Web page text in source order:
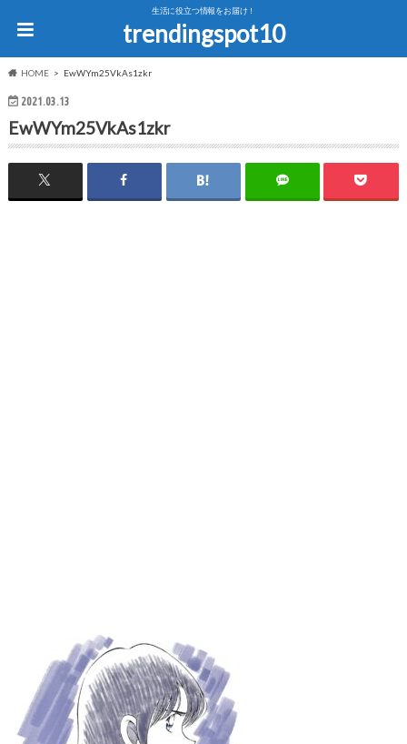
生活に役立つ情報をお届け！
trendingspot10
HOME EwWYm25VkAs1zkr
2021.03.13
EwWYm25VkAs1zkr